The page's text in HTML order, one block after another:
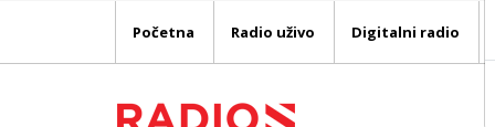
Početna Radio uživo Digitalni radio